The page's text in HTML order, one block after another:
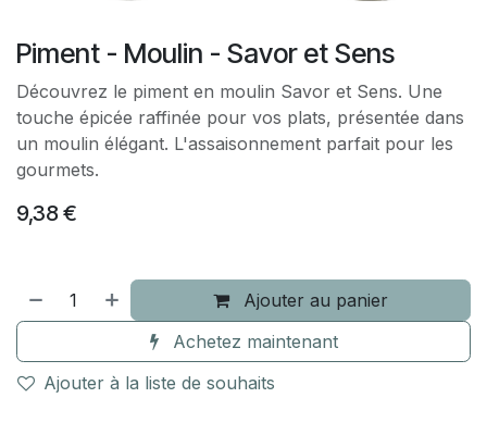
Piment - Moulin - Savor et Sens
Découvrez le piment en moulin Savor et Sens. Une
touche épicée raffinée pour vos plats, présentée dans
un moulin élégant. L'assaisonnement parfait pour les
gourmets.
9,38€
Ajouter au panier
Achetez maintenant
Ajouter à la liste de souhaits